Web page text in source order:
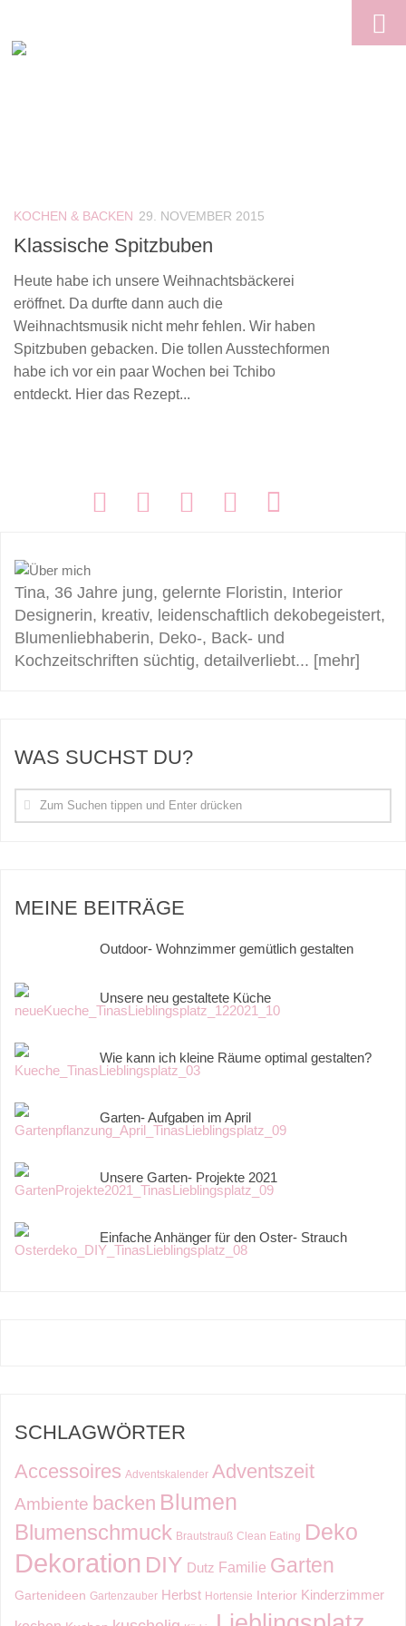
KOCHEN & BACKEN 29. NOVEMBER 2015
Klassische Spitzbuben
Heute habe ich unsere Weihnachtsbäckerei
eröffnet. Da durfte dann auch die
Weihnachtsmusik nicht mehr fehlen. Wir haben
Spitzbuben gebacken. Die tollen Ausstechformen
habe ich vor ein paar Wochen bei Tchibo
entdeckt. Hier das Rezept...
Tina, 36 Jahre jung, gelernte Floristin, Interior
Designerin, kreativ, leidenschaftlich dekobegeistert,
Blumenliebhaberin, Deko-, Back- und
Kochzeitschriften süchtig, detailverliebt... [mehr]
WAS SUCHST DU?
MEINE BEITRÄGE
Outdoor- Wohnzimmer gemütlich gestalten
Unsere neu gestaltete Küche
Wie kann ich kleine Räume optimal gestalten?
Garten- Aufgaben im April
Unsere Garten- Projekte 2021
Einfache Anhänger für den Oster- Strauch
SCHLAGWÖRTER
Accessoires Adventskalender Adventszeit
Ambiente backen Blumen
Blumenschmuck Brautstrauß Clean Eating Deko
Dekoration DIY Dutz Familie Garten
Gartenideen Gartenzauber Herbst Hortensie Interior Kinderzimmer